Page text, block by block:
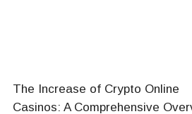
The Increase of Crypto Online
Casinos: A Comprehensive